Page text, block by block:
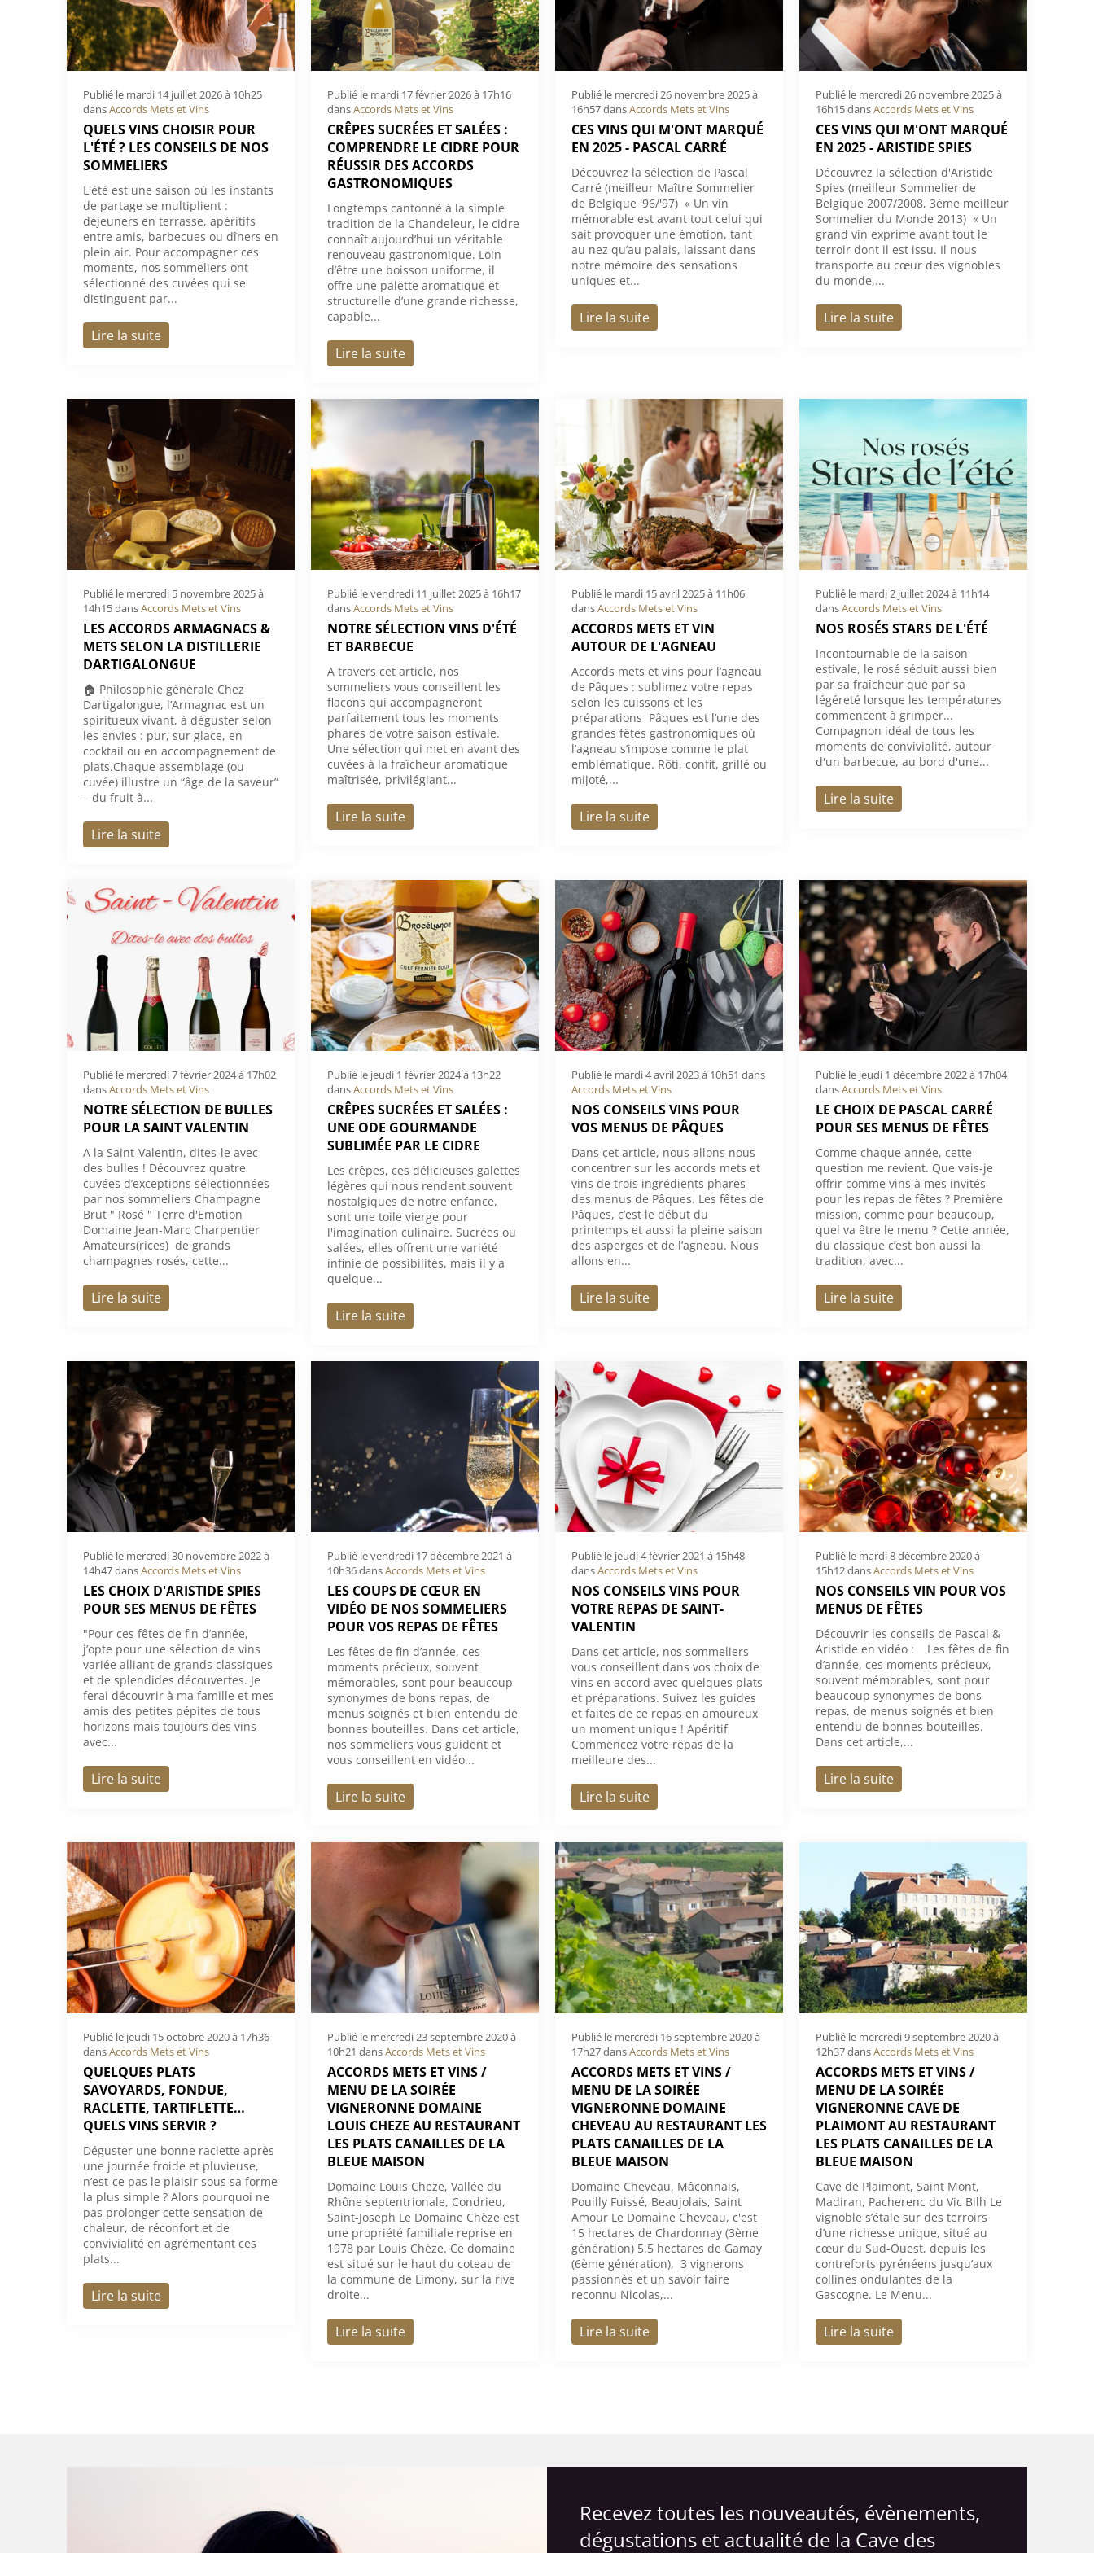
QUELS VINS CHOISIR POUR
L'ÉTÉ ? LES CONSEILS DE NOS
SOMMELIERS
Publié le mardi 14 juillet 2026 à 10h25
dansAccords Mets et Vins
L'été est une saison où les instants
de partage se multiplient :
déjeuners en terrasse, apéritifs
entre amis, barbecues ou dîners en
plein air. Pour accompagner ces
moments, nos sommeliers ont
sélectionné des cuvées qui se
distinguent par...
Lire la suite
CRÊPES SUCRÉES ET SALÉES :
COMPRENDRE LE CIDRE POUR
RÉUSSIR DES ACCORDS
GASTRONOMIQUES
Publié le mardi 17 février 2026 à 17h16
dansAccords Mets et Vins
Longtemps cantonné à la simple
tradition de la Chandeleur, le cidre
connaît aujourd’hui un véritable
renouveau gastronomique. Loin
d’être une boisson uniforme, il
offre une palette aromatique et
structurelle d’une grande richesse,
capable...
Lire la suite
CES VINS QUI M'ONT MARQUÉ
EN 2025 - PASCAL CARRÉ
Publié le mercredi 26 novembre 2025 à
16h57dansAccords Mets et Vins
Découvrez la sélection de Pascal
Carré (meilleur Maître Sommelier
de Belgique '96/'97) « Un vin
mémorable est avant tout celui qui
sait provoquer une émotion, tant
au nez qu’au palais, laissant dans
notre mémoire des sensations
uniques et...
Lire la suite
CES VINS QUI M'ONT MARQUÉ
EN 2025 - ARISTIDE SPIES
Publié le mercredi 26 novembre 2025 à
16h15dansAccords Mets et Vins
Découvrez la sélection d'Aristide
Spies (meilleur Sommelier de
Belgique 2007/2008, 3ème meilleur
Sommelier du Monde 2013) « Un
grand vin exprime avant tout le
terroir dont il est issu. Il nous
transporte au cœur des vignobles
du monde,...
Lire la suite
LES ACCORDS ARMAGNACS &
METS SELON LA DISTILLERIE
DARTIGALONGUE
Publié le mercredi 5 novembre 2025 à
14h15dansAccords Mets et Vins
🏠 Philosophie générale Chez
Dartigalongue, l’Armagnac est un
spiritueux vivant, à déguster selon
les envies : pur, sur glace, en
cocktail ou en accompagnement de
plats.Chaque assemblage (ou
cuvée) illustre un “âge de la saveur”
– du fruit à...
Lire la suite
NOTRE SÉLECTION VINS D'ÉTÉ
ET BARBECUE
Publié levendredi 11 juillet 2025 à 16h17
dansAccords Mets et Vins
A travers cet article, nos
sommeliers vous conseillent les
flacons qui accompagneront
parfaitement tous les moments
phares de votre saison estivale.
Une sélection qui met en avant des
cuvées à la fraîcheur aromatique
maîtrisée, privilégiant...
Lire la suite
ACCORDS METS ET VIN
AUTOUR DE L'AGNEAU
Publié le mardi 15 avril 2025 à 11h06
dansAccords Mets et Vins
Accords mets et vins pour l’agneau
de Pâques : sublimez votre repas
selon les cuissons et les
préparations Pâques est l’une des
grandes fêtes gastronomiques où
l’agneau s’impose comme le plat
emblématique. Rôti, confit, grillé ou
mijoté,...
Lire la suite
NOS ROSÉS STARS DE L'ÉTÉ
Publié le mardi 2 juillet 2024 à 11h14
dansAccords Mets et Vins
Incontournable de la saison
estivale, le rosé séduit aussi bien
par sa fraîcheur que par sa
légéreté lorsque les températures
commencent à grimper...
Compagnon idéal de tous les
moments de convivialité, autour
d'un barbecue, au bord d'une...
Lire la suite
NOTRE SÉLECTION DE BULLES
POUR LA SAINT VALENTIN
Publié le mercredi 7 février 2024 à 17h02
dansAccords Mets et Vins
A la Saint-Valentin, dites-le avec
des bulles ! Découvrez quatre
cuvées d’exceptions sélectionnées
par nos sommeliers Champagne
Brut " Rosé " Terre d'Emotion
Domaine Jean-Marc Charpentier
Amateurs(rices) de grands
champagnes rosés, cette...
Lire la suite
CRÊPES SUCRÉES ET SALÉES :
UNE ODE GOURMANDE
SUBLIMÉE PAR LE CIDRE
Publié le jeudi 1 février 2024 à 13h22
dansAccords Mets et Vins
Les crêpes, ces délicieuses galettes
légères qui nous rendent souvent
nostalgiques de notre enfance,
sont une toile vierge pour
l'imagination culinaire. Sucrées ou
salées, elles offrent une variété
infinie de possibilités, mais il y a
quelque...
Lire la suite
NOS CONSEILS VINS POUR
VOS MENUS DE PÂQUES
Publié le mardi 4 avril 2023 à 10h51 dans
Accords Mets et Vins
Dans cet article, nous allons nous
concentrer sur les accords mets et
vins de trois ingrédients phares
des menus de Pâques. Les fêtes de
Pâques, c’est le début du
printemps et aussi la pleine saison
des asperges et de l’agneau. Nous
allons en...
Lire la suite
LE CHOIX DE PASCAL CARRÉ
POUR SES MENUS DE FÊTES
Publié le jeudi 1 décembre 2022 à 17h04
dansAccords Mets et Vins
Comme chaque année, cette
question me revient. Que vais-je
offrir comme vins à mes invités
pour les repas de fêtes ? Première
mission, comme pour beaucoup,
quel va être le menu ? Cette année,
du classique c’est bon aussi la
tradition, avec...
Lire la suite
LES CHOIX D'ARISTIDE SPIES
POUR SES MENUS DE FÊTES
Publié le mercredi 30 novembre 2022 à
14h47dansAccords Mets et Vins
"Pour ces fêtes de fin d’année,
j’opte pour une sélection de vins
variée alliant de grands classiques
et de splendides découvertes. Je
ferai découvrir à ma famille et mes
amis des petites pépites de tous
horizons mais toujours des vins
avec...
Lire la suite
LES COUPS DE CŒUR EN
VIDÉO DE NOS SOMMELIERS
POUR VOS REPAS DE FÊTES
Publié levendredi 17 décembre 2021 à
10h36dansAccords Mets et Vins
Les fêtes de fin d’année, ces
moments précieux, souvent
mémorables, sont pour beaucoup
synonymes de bons repas, de
menus soignés et bien entendu de
bonnes bouteilles. Dans cet article,
nos sommeliers vous guident et
vous conseillent en vidéo...
Lire la suite
NOS CONSEILS VINS POUR
VOTRE REPAS DE SAINT-
VALENTIN
Publié le jeudi 4 février 2021 à 15h48
dansAccords Mets et Vins
Dans cet article, nos sommeliers
vous conseillent dans vos choix de
vins en accord avec quelques plats
et préparations. Suivez les guides
et faites de ce repas en amoureux
un moment unique ! Apéritif
Commencez votre repas de la
meilleure des...
Lire la suite
NOS CONSEILS VIN POUR VOS
MENUS DE FÊTES
Publié le mardi 8 décembre 2020 à
15h12dansAccords Mets et Vins
Découvrir les conseils de Pascal &
Aristide en vidéo : Les fêtes de fin
d’année, ces moments précieux,
souvent mémorables, sont pour
beaucoup synonymes de bons
repas, de menus soignés et bien
entendu de bonnes bouteilles.
Dans cet article,...
Lire la suite
QUELQUES PLATS
SAVOYARDS, FONDUE,
RACLETTE, TARTIFLETTE…
QUELS VINS SERVIR ?
Publié le jeudi 15 octobre 2020 à 17h36
dansAccords Mets et Vins
Déguster une bonne raclette après
une journée froide et pluvieuse,
n’est-ce pas le plaisir sous sa forme
la plus simple ? Alors pourquoi ne
pas prolonger cette sensation de
chaleur, de réconfort et de
convivialité en agrémentant ces
plats...
Lire la suite
ACCORDS METS ET VINS /
MENU DE LA SOIRÉE
VIGNERONNE DOMAINE
LOUIS CHEZE AU RESTAURANT
LES PLATS CANAILLES DE LA
BLEUE MAISON
Publié le mercredi 23 septembre 2020 à
10h21 dansAccords Mets et Vins
Domaine Louis Cheze, Vallée du
Rhône septentrionale, Condrieu,
Saint-Joseph Le Domaine Chèze est
une propriété familiale reprise en
1978 par Louis Chèze. Ce domaine
est situé sur le haut du coteau de
la commune de Limony, sur la rive
droite...
Lire la suite
ACCORDS METS ET VINS /
MENU DE LA SOIRÉE
VIGNERONNE DOMAINE
CHEVEAU AU RESTAURANT LES
PLATS CANAILLES DE LA
BLEUE MAISON
Publié le mercredi 16 septembre 2020 à
17h27dansAccords Mets et Vins
Domaine Cheveau, Mâconnais,
Pouilly Fuissé, Beaujolais, Saint
Amour Le Domaine Cheveau, c'est
15 hectares de Chardonnay (3ème
génération) 5.5 hectares de Gamay
(6ème génération), 3 vignerons
passionnés et un savoir faire
reconnu Nicolas,...
Lire la suite
ACCORDS METS ET VINS /
MENU DE LA SOIRÉE
VIGNERONNE CAVE DE
PLAIMONT AU RESTAURANT
LES PLATS CANAILLES DE LA
BLEUE MAISON
Publié le mercredi 9 septembre 2020 à
12h37dansAccords Mets et Vins
Cave de Plaimont, Saint Mont,
Madiran, Pacherenc du Vic Bilh Le
vignoble s’étale sur des terroirs
d’une richesse unique, situé au
cœur du Sud-Ouest, depuis les
contreforts pyrénéens jusqu’aux
collines ondulantes de la
Gascogne. Le Menu...
Lire la suite
Recevez toutes les nouveautés, évènements,
dégustations et actualité de la Cave des